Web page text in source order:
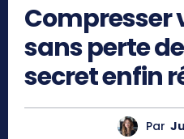
Compresser
sans perte
secret enfin
Par